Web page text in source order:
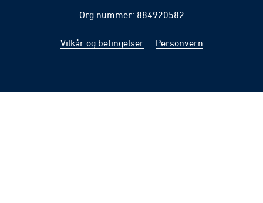
Org.nummer: 884920582
Vilkår og betingelser Personvern